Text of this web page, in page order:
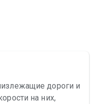
дороги и
на них,